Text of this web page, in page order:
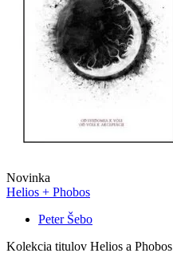
Novinka
Helios + Phobos
Peter Šebo
Kolekcia titulov Helios a Phobos